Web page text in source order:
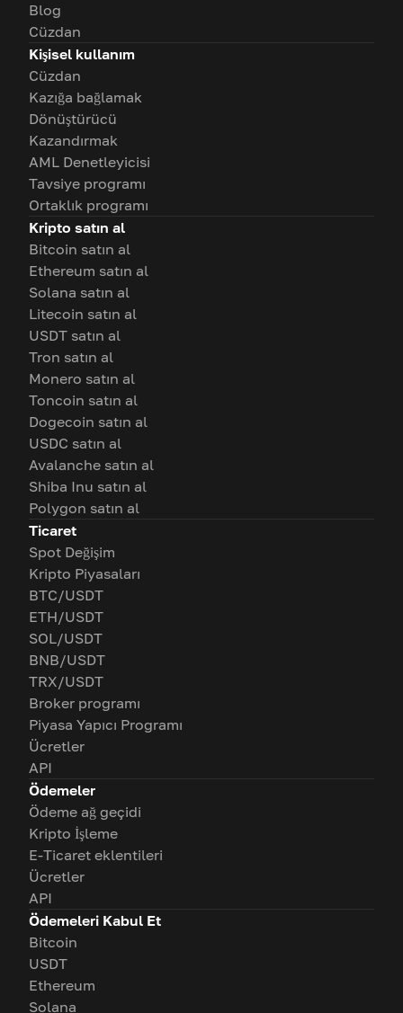
Blog
Cüzdan
Kişisel kullanım
Cüzdan
Kazığa bağlamak
Dönüştürücü
Kazandırmak
AML Denetleyicisi
Tavsiye programı
Ortaklık programı
Kripto satın al
Bitcoin satın al
Ethereum satın al
Solana satın al
Litecoin satın al
USDT satın al
Tron satın al
Monero satın al
Toncoin satın al
Dogecoin satın al
USDC satın al
Avalanche satın al
Shiba Inu satın al
Polygon satın al
Ticaret
Spot Değişim
Kripto Piyasaları
BTC/USDT
ETH/USDT
SOL/USDT
BNB/USDT
TRX/USDT
Broker programı
Piyasa Yapıcı Programı
Ücretler
API
Ödemeler
Ödeme ağ geçidi
Kripto İşleme
E-Ticaret eklentileri
Ücretler
API
Ödemeleri Kabul Et
Bitcoin
USDT
Ethereum
Solana